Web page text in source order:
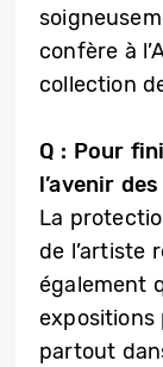
confère à
collection
Q : Pour
l’avenir
La
de l’artiste
également
expositions
partout